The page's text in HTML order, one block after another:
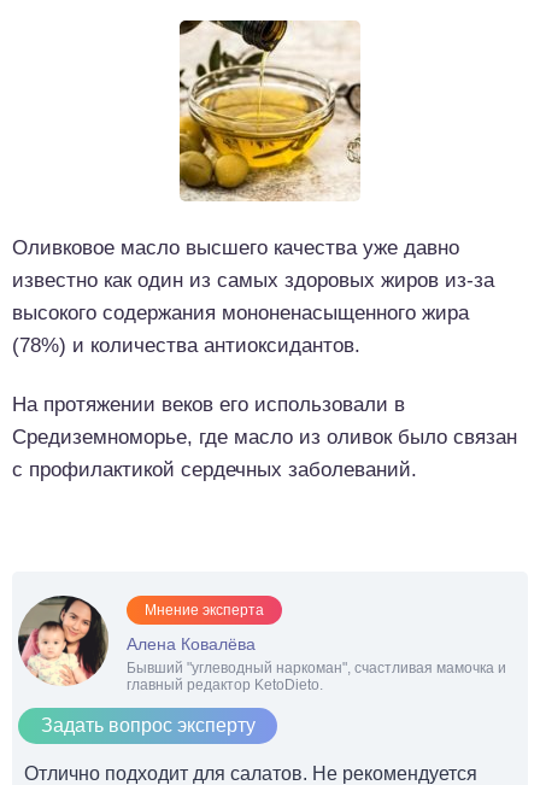
Оливковое масло высшего качества уже давно
известно как один из самых здоровых жиров из-за
высокого содержания мононенасыщенного жира
(78%) и количества антиоксидантов.
На протяжении веков его использовали в
Средиземноморье, где масло из оливок было связан
с профилактикой сердечных заболеваний.
Мнение эксперта
Алена Ковалёва
Бывший "углеводный наркоман", счастливая мамочка и
главный редактор KetoDieto.
Задать вопрос эксперту
Отлично подходит для салатов. Не рекомендуется